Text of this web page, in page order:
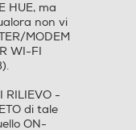
HUE, ma
non vi
MODEM
WI-FI
RILIEVO -
di tale
ON-